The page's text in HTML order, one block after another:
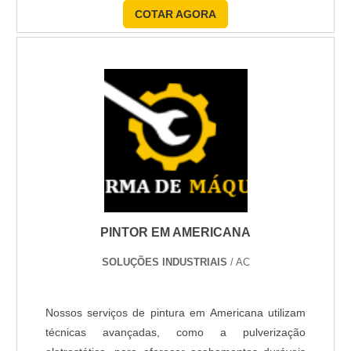
Exija ficha técnica e rendimento real por m² antes de
Peça ao profissional plano de preparo, materiais
especificados por marca e prazos de cura para
assegurar acabamento resistente ao clima local.
PRAZOS, LOGÍSTICA E
PREPARAÇÃO DO AMBIENTE
PARA PINTURA EM TUPÃ
cronograma realista, previsão de entregas por
pintura.
clientes que atestam nosso compromisso com a
excelência e a melhoria da imagem profissional dos
COTAR AGORA
PINTOR EM AMERICANA
SOLUÇÕES INDUSTRIAIS / AC
Nossos serviços de pintura em Americana utilizam
técnicas avançadas, como a pulverização